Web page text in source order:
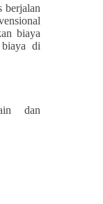
berjalan
biaya
di
dan